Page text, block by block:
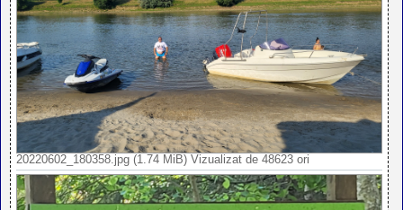
20220602_180358.jpg (1.74 MiB) Vizualizat de 48623 ori